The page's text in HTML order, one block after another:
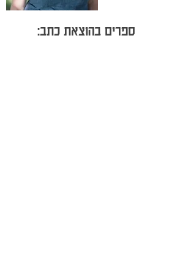
ספרים בהוצאת כתב: